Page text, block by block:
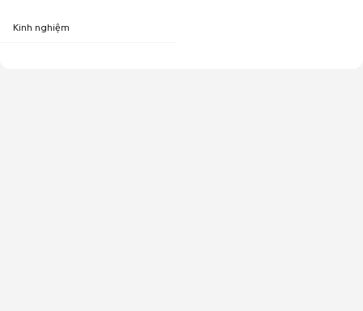
Kinh nghiệm